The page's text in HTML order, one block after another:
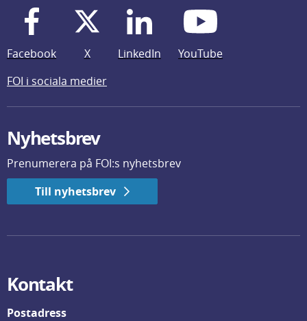
Facebook X LinkedIn
YouTube
FOI i sociala medier
Nyhetsbrev
Prenumerera på FOI:s nyhetsbrev
Till nyhetsbrev
Kontakt
Postadress